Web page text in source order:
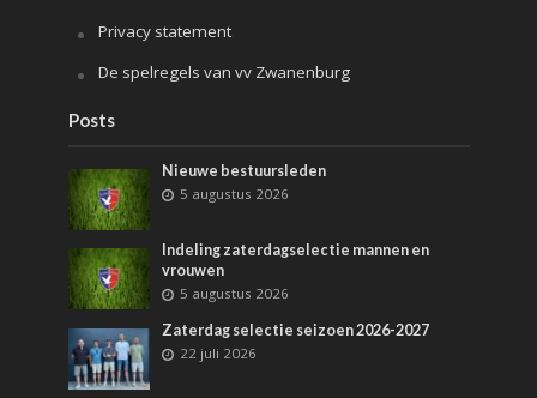
Privacy statement
De spelregels van vv Zwanenburg
Posts
Nieuwe bestuursleden
5 augustus 2026
Indeling zaterdagselectie mannen en
vrouwen
5 augustus 2026
Zaterdag selectie seizoen 2026-2027
22 juli 2026